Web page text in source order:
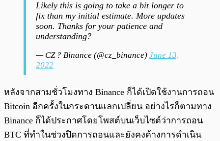
Likely this is going to take a bit longer to
fix than my initial estimate. More updates
soon. Thanks for your patience and
understanding?
— CZ ? Binance (@cz_binance) June 13,
2022
หลังจากสามชั่วโมงทาง Binance ก็ได้เปิดใช้งานการถอน
Bitcoin อีกครั้งในกระดานแลกเปลี่ยน อย่างไรก็ตามทาง
Binance ก็ได้ประกาศโดยโพสต์บนเว็บไซต์ว่าการถอน
BTC ที่ทำในช่วงปิดการถอนและยังคงค้างการดำเนิน